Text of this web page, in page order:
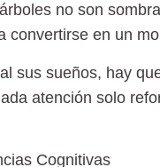
no son
convertirse en un
sus sueños, hay
atención solo
Cognitivas